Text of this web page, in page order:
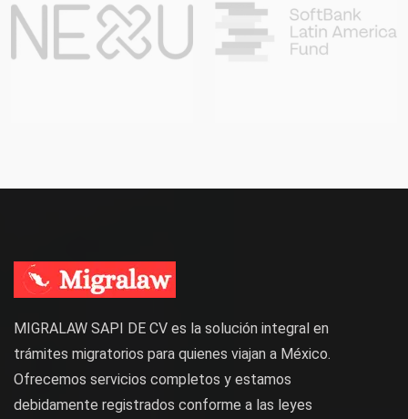
MIGRALAW SAPI DE CV es la solución integral en
trámites migratorios para quienes viajan a México.
Ofrecemos servicios completos y estamos
debidamente registrados conforme a las leyes